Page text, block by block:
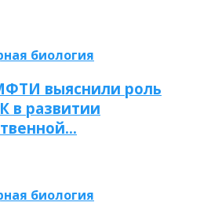
биология
выяснили роль
в развитии
биология